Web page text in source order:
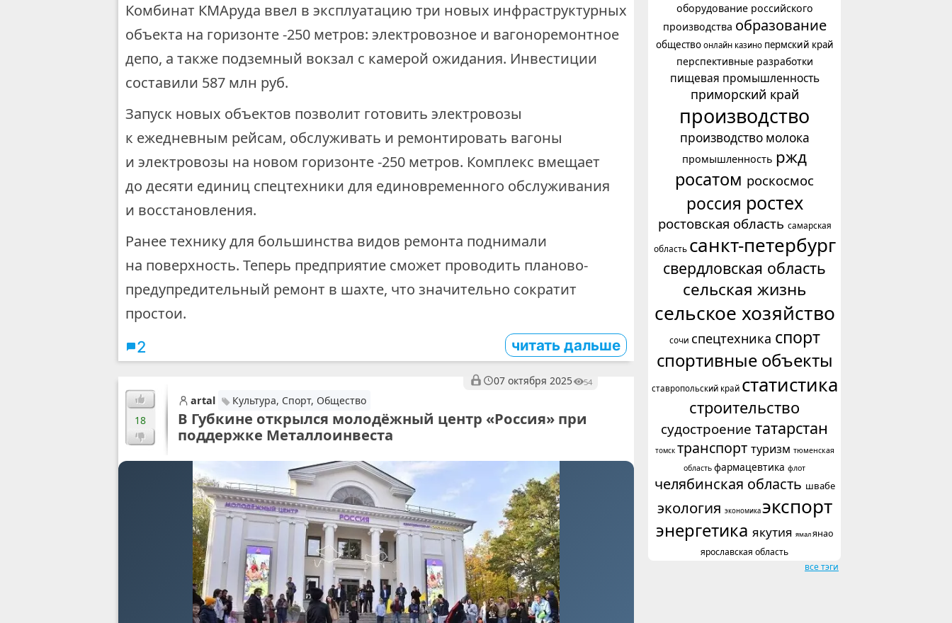
Комбинат КМАруда ввел в эксплуатацию три новых инфраструктурных
объекта на горизонте -250 метров: электровозное и вагоноремонтное
депо, а также подземный вокзал с камерой ожидания. Инвестиции
составили 587 млн руб.
Запуск новых объектов позволит готовить электровозы
к ежедневным рейсам, обслуживать и ремонтировать вагоны
и электровозы на новом горизонте -250 метров. Комплекс вмещает
до десяти единиц спецтехники для единовременного обслуживания
и восстановления.
Ранее технику для большинства видов ремонта поднимали
на поверхность. Теперь предприятие сможет проводить планово-
предупредительный ремонт в шахте, что значительно сократит
простои.
2 читать дальше
07 октября 2025 54
18
artal Культура, Спорт, Общество
В Губкине открылся молодёжный центр «Россия» при
поддержке Металлоинвеста
оборудование российского
производства образование
общество онлайн казино пермский край
перспективные разработки
пищевая промышленность
приморский край
производство
производство молока
промышленность ржд
росатом роскосмос
россия ростех
ростовская область самарская
область санкт-петербург
свердловская область
сельская жизнь
сельское хозяйство
сочи спецтехника спорт
спортивные объекты
ставропольский край статистика
строительство
судостроение татарстан
томск транспорт туризм тюменская
область фармацевтика флот
челябинская область швабе
экология экономикаэкспорт
энергетика якутия ямалянао
ярославская область
все тэги